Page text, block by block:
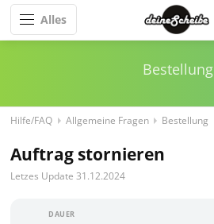
Alles
Bestellung
Hilfe/FAQ Allgemeine Fragen Bestellung
Auftrag stornieren
Letzes Update 31.12.2024
DAUER